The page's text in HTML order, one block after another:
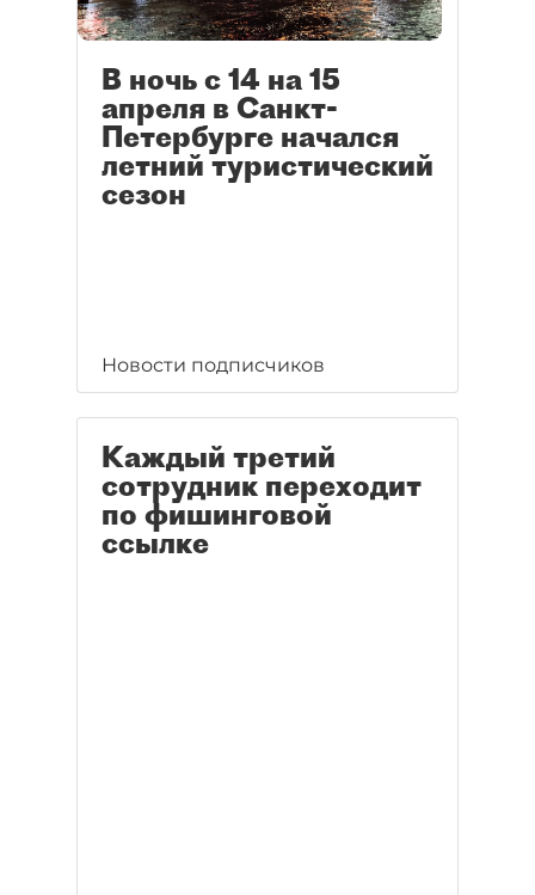
В ночь с 14 на 15
апреля в Санкт-
Петербурге начался
летний туристический
сезон
Новости подписчиков
Каждый третий
сотрудник переходит
по фишинговой
ссылке